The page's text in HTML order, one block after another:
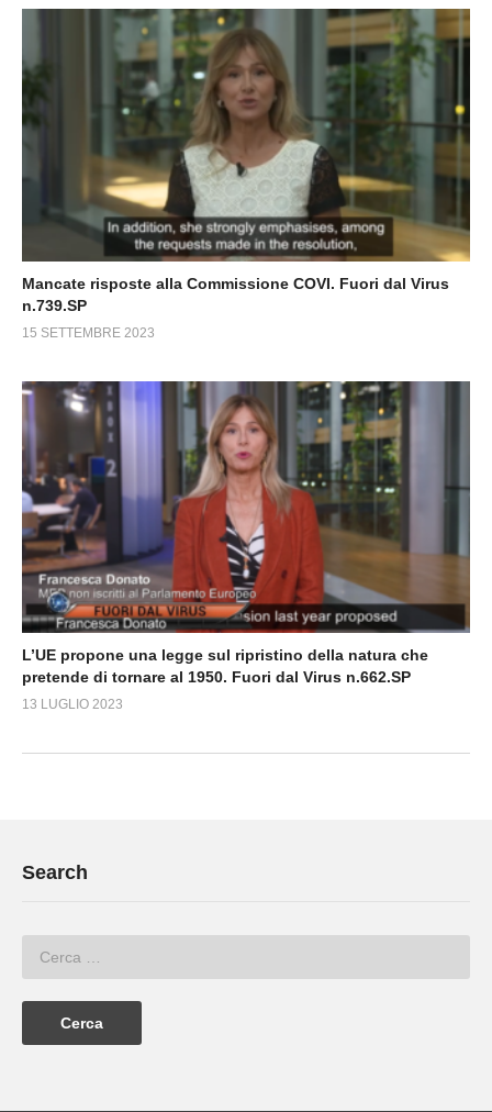
Mancate risposte alla Commissione COVI. Fuori dal Virus
n.739.SP
15 SETTEMBRE 2023
L’UE propone una legge sul ripristino della natura che
pretende di tornare al 1950. Fuori dal Virus n.662.SP
13 LUGLIO 2023
Search